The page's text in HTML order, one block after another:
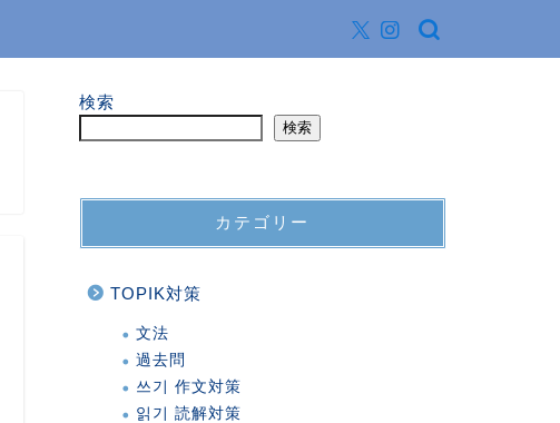
検索
検索
カテゴリー
TOPIK対策
文法
過去問
쓰기 作文対策
읽기 読解対策